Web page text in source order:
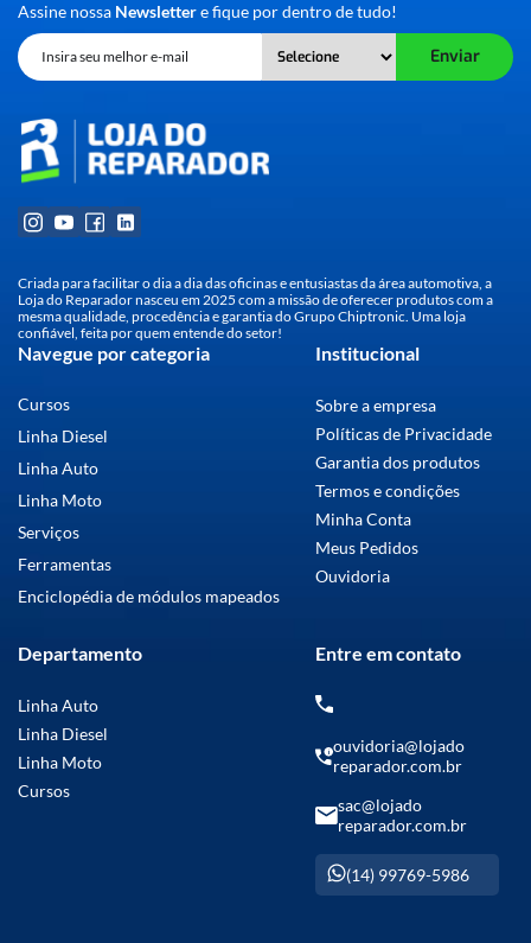
Assine nossa Newslettere fique por dentro de tudo!
Enviar
Criada para facilitar o dia a dia das oficinas e entusiastas da área automotiva, a
Loja do Reparador nasceu em 2025 com a missão de oferecer produtos com a
mesma qualidade, procedência e garantia do Grupo Chiptronic. Uma loja
confiável, feita por quem entende do setor!
Navegue por categoria
Cursos
Linha Diesel
Linha Auto
Linha Moto
Serviços
Ferramentas
Enciclopédia de módulos mapeados
Institucional
Sobre a empresa
Políticas de Privacidade
Garantia dos produtos
Termos e condições
Minha Conta
Meus Pedidos
Ouvidoria
Departamento
Linha Auto
Linha Diesel
Linha Moto
Cursos
Entre em contato
ouvidoria@lojado
reparador.com.br
sac@lojado
reparador.com.br
(14) 99769-5986